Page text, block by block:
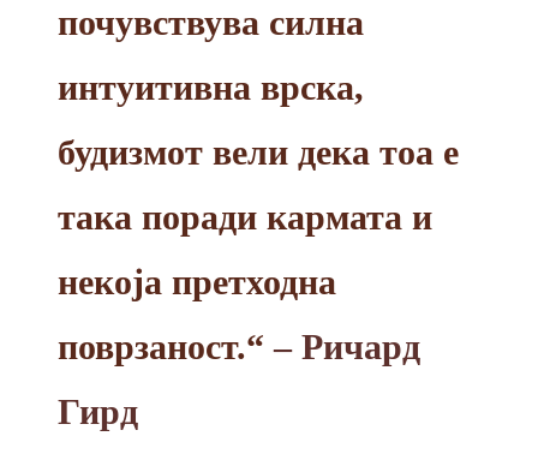
почувствува силна
интуитивна врска,
будизмот вели дека тоа е
така поради кармата и
некоја претходна
поврзаност.“ – Ричард
Гирд